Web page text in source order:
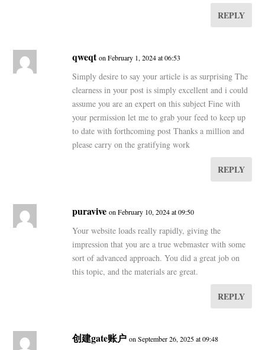
REPLY
qweqt on February 1, 2024 at 06:53
Simply desire to say your article is as surprising The
clearness in your post is simply excellent and i could
assume you are an expert on this subject Fine with
your permission let me to grab your feed to keep up
to date with forthcoming post Thanks a million and
please carry on the gratifying work
REPLY
puravive on February 10, 2024 at 09:50
Your website loads really rapidly, giving the
impression that you are a true webmaster with some
sort of advanced approach. You did a great job on
this topic, and the materials are great.
REPLY
创建gate账户 on September 26, 2025 at 09:48